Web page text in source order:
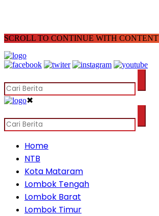
SCROLL TO CONTINUE WITH CONTENT
✖
Home
NTB
Kota Mataram
Lombok Tengah
Lombok Barat
Lombok Timur